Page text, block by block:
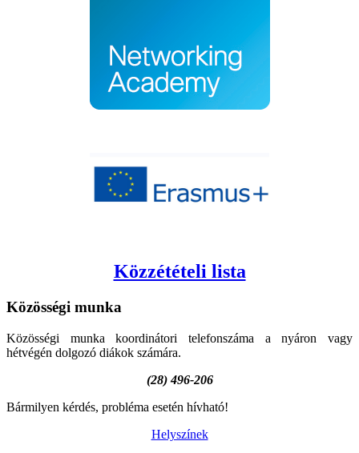
Közzétételi lista
Közösségi munka
Közösségi munka koordinátori telefonszáma a nyáron vagy
hétvégén dolgozó diákok számára.
(28) 496-206
Bármilyen kérdés, probléma esetén hívható!
Helyszínek